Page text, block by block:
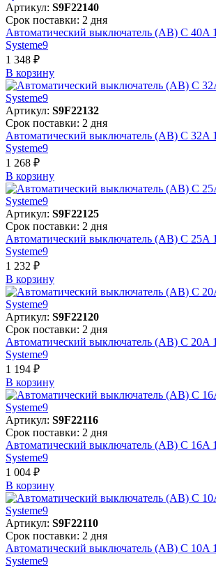
Артикул: S9F22140
Срок поставки: 2 дня
Автоматический выключатель (АВ) C 40A
Systeme9
1 348 ₽
В корзинy
Артикул: S9F22132
Срок поставки: 2 дня
Автоматический выключатель (АВ) C 32A
Systeme9
1 268 ₽
В корзинy
Артикул: S9F22125
Срок поставки: 2 дня
Автоматический выключатель (АВ) C 25A
Systeme9
1 232 ₽
В корзинy
Артикул: S9F22120
Срок поставки: 2 дня
Автоматический выключатель (АВ) C 20A
Systeme9
1 194 ₽
В корзинy
Артикул: S9F22116
Срок поставки: 2 дня
Автоматический выключатель (АВ) C 16A
Systeme9
1 004 ₽
В корзинy
Артикул: S9F22110
Срок поставки: 2 дня
Автоматический выключатель (АВ) C 10A
Systeme9